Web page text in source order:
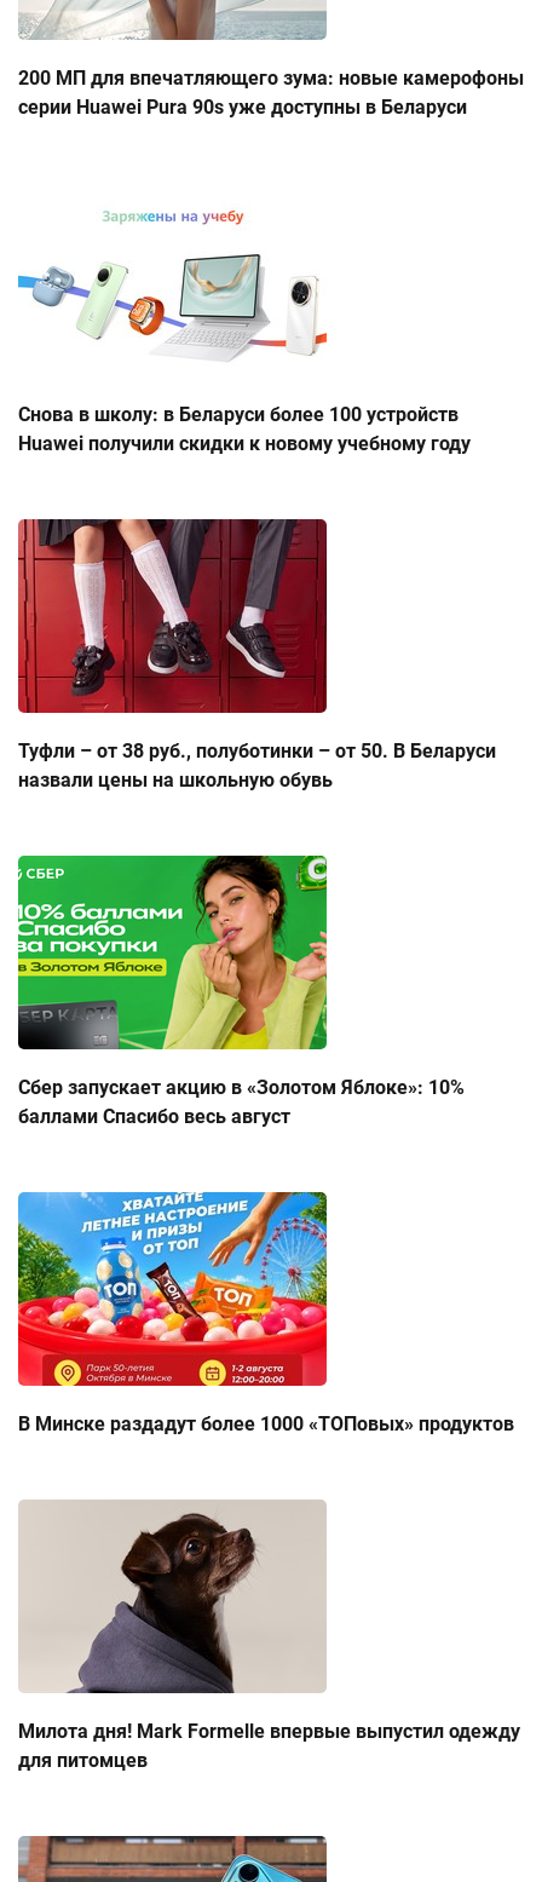
200 МП для впечатляющего зума: новые камерофоны
серии Huawei Pura 90s уже доступны в Беларуси
Снова в школу: в Беларуси более 100 устройств
Huawei получили скидки к новому учебному году
Туфли – от 38 руб., полуботинки – от 50. В Беларуси
назвали цены на школьную обувь
Сбер запускает акцию в «Золотом Яблоке»: 10%
баллами Спасибо весь август
В Минске раздадут более 1000 «ТОПовых» продуктов
Милота дня! Mark Formelle впервые выпустил одежду
для питомцев